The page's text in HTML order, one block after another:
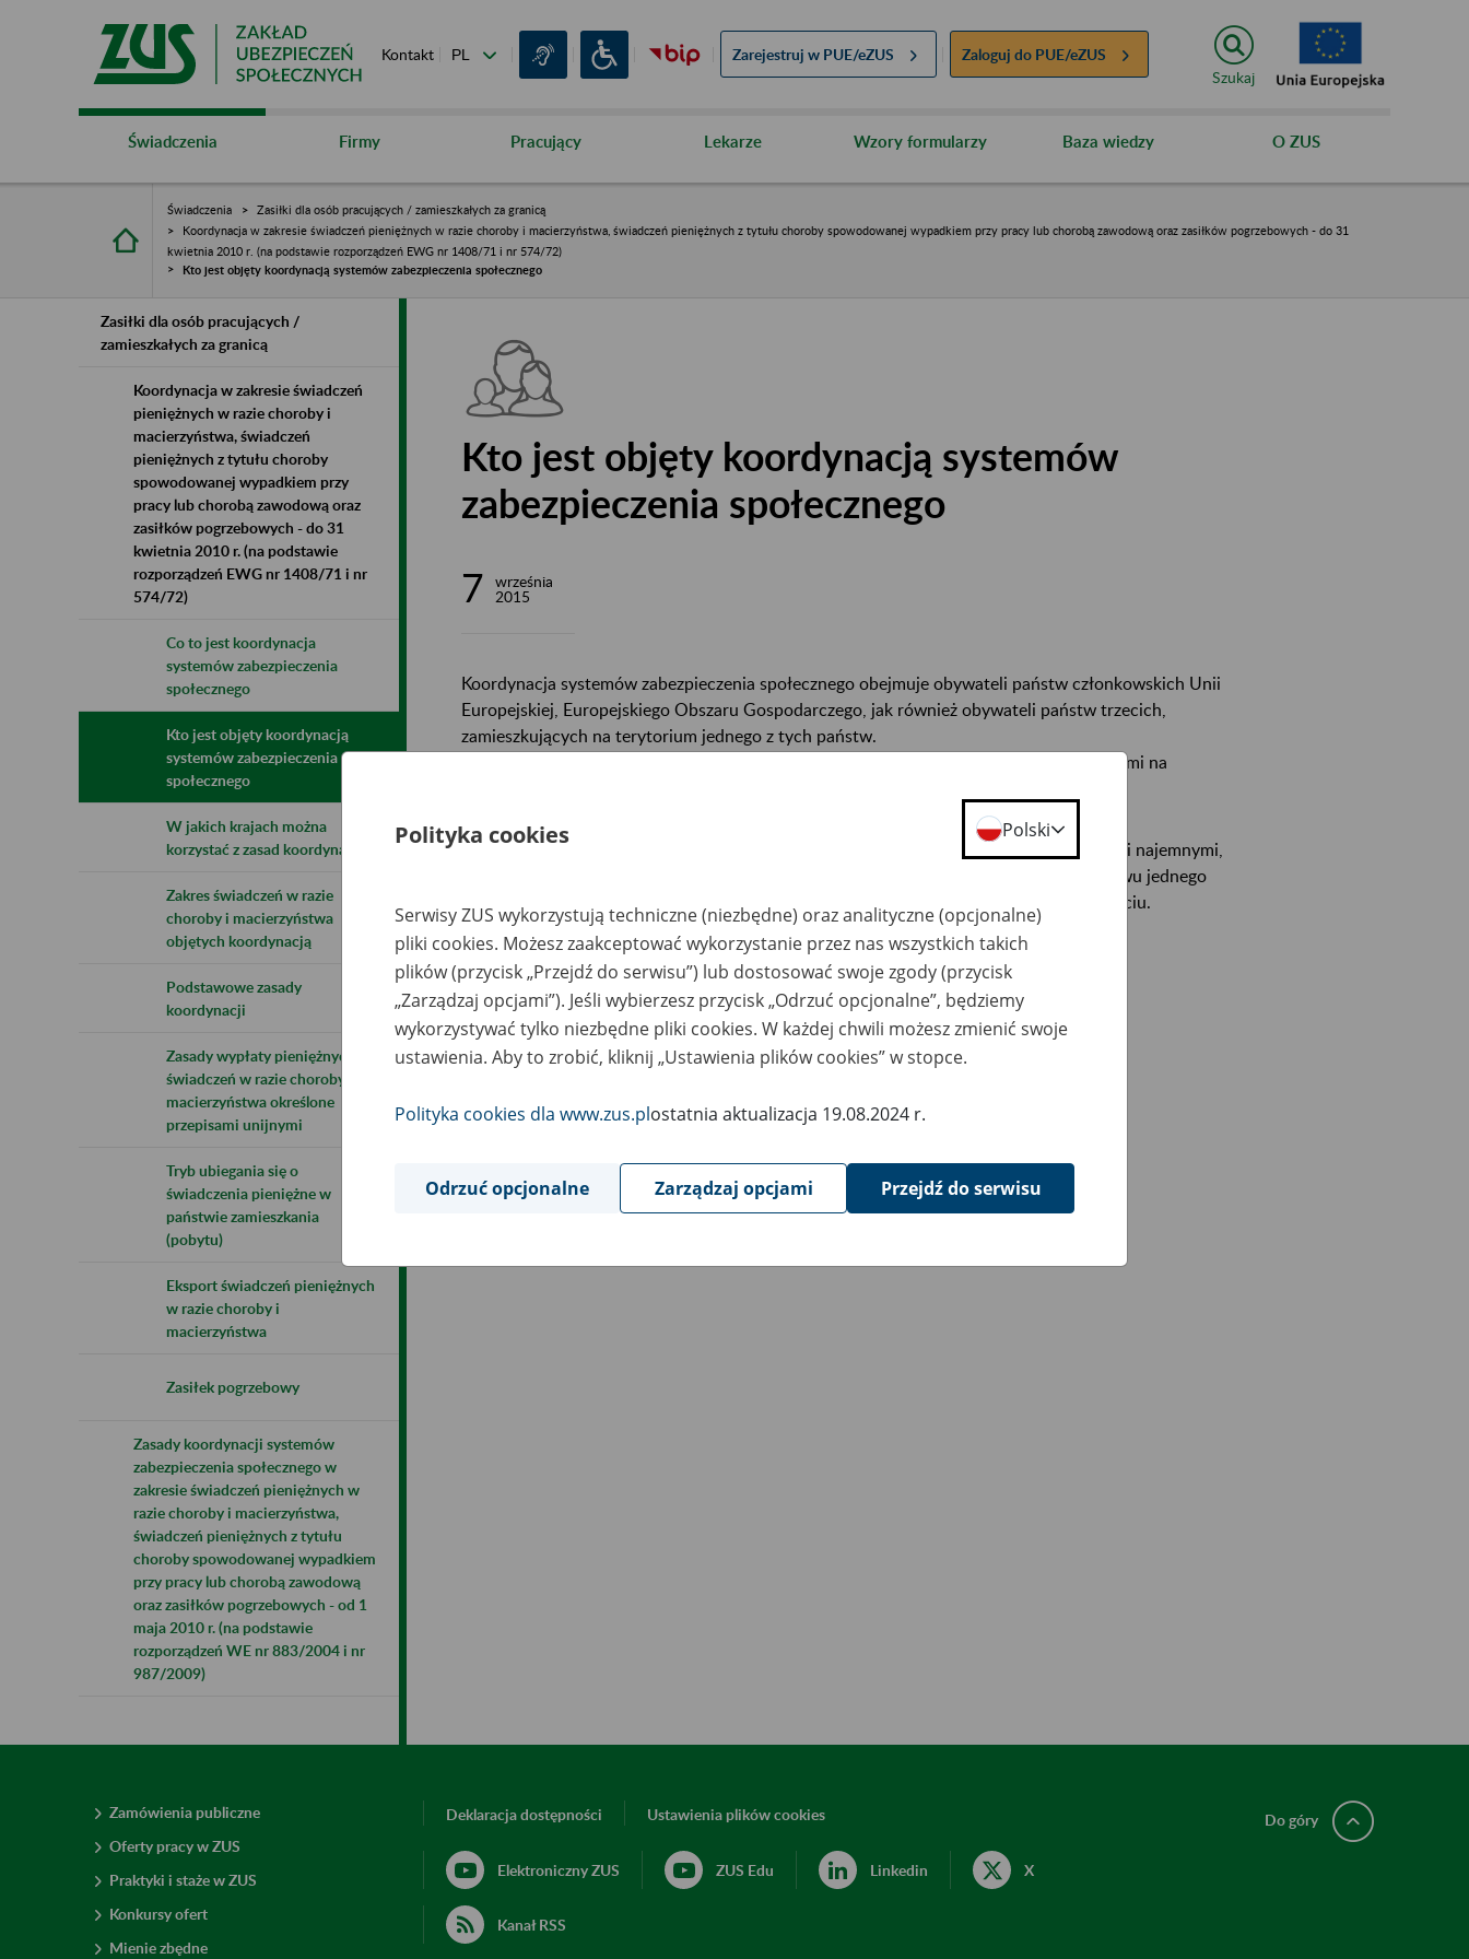
Kontakt Zarejestruj w PUE/eZUS Zaloguj do PUE/eZUS
Szukaj
Świadczenia Firmy Pracujący Lekarze Wzory formularzy Baza wiedzy O ZUS
Świadczenia
Zasiłki dla osób pracujących / zamieszkałych za granicą
Koordynacja w zakresie świadczeń pieniężnych w razie choroby i macierzyństwa, świadczeń pieniężnych z tytułu choroby spowodowanej wypadkiem przy pracy lub chorobą zawodową oraz zasiłków pogrzebowych - do 31
kwietnia 2010 r. (na podstawie rozporządzeń EWG nr 1408/71 i nr 574/72)
Kto jest objęty koordynacją systemów zabezpieczenia społecznego
Zasiłki dla osób pracujących /
zamieszkałych za granicą
Koordynacja w zakresie świadczeń
pieniężnych w razie choroby i
macierzyństwa, świadczeń
pieniężnych z tytułu choroby
spowodowanej wypadkiem przy
pracy lub chorobą zawodową oraz
zasiłków pogrzebowych - do 31
kwietnia 2010 r. (na podstawie
rozporządzeń EWG nr 1408/71 i nr
574/72)
Co to jest koordynacja
systemów zabezpieczenia
społecznego
Kto jest objęty koordynacją
systemów zabezpieczenia
społecznego
W jakich krajach można
korzystać z zasad koordynacji
Zakres świadczeń w razie
choroby i macierzyństwa
objętych koordynacją
Podstawowe zasady
koordynacji
Zasady wypłaty pieniężnych
świadczeń w razie choroby i
macierzyństwa określone
przepisami unijnymi
Tryb ubiegania się o
świadczenia pieniężne w
państwie zamieszkania
(pobytu)
Eksport świadczeń pieniężnych
w razie choroby i
macierzyństwa
Zasiłek pogrzebowy
Zasady koordynacji systemów
zabezpieczenia społecznego w
zakresie świadczeń pieniężnych w
razie choroby i macierzyństwa,
świadczeń pieniężnych z tytułu
choroby spowodowanej wypadkiem
przy pracy lub chorobą zawodową
oraz zasiłków pogrzebowych - od 1
maja 2010 r. (na podstawie
rozporządzeń WE nr 883/2004 i nr
987/2009)
Kto jest objęty koordynacją systemów
zabezpieczenia społecznego
7
września
2015
Koordynacja systemów zabezpieczenia społecznego obejmuje obywateli państw członkowskich Unii
Europejskiej, Europejskiego Obszaru Gospodarczego, jak również obywateli państw trzecich,
zamieszkujących na terytorium jednego z tych państw.
Obejmuje ona również osoby, które są bezpaństwowcami albo uchodźcami zamieszkałymi na
Wspólnotowa koordynacja obejmuje przemieszczające się osoby, które są pracownikami najemnymi,
osobami pracującymi na własny rachunek, które podlegają lub podlegały ustawodawstwu jednego
lub kilku państw członkowskich, jak i członków ich rodzin oraz osoby pozostałe przy życiu.
Zamówienia publiczne
Oferty pracy w ZUS
Praktyki i staże w ZUS
Konkursy ofert
Mienie zbędne
Deklaracja dostępności Ustawienia plików cookies
Elektroniczny ZUS ZUS Edu Linkedin X
Kanał RSS
Do góry
Polityka cookies Polski
Serwisy ZUS wykorzystują techniczne (niezbędne) oraz analityczne (opcjonalne)
pliki cookies. Możesz zaakceptować wykorzystanie przez nas wszystkich takich
plików (przycisk „Przejdź do serwisu”) lub dostosować swoje zgody (przycisk
„Zarządzaj opcjami”). Jeśli wybierzesz przycisk „Odrzuć opcjonalne”, będziemy
wykorzystywać tylko niezbędne pliki cookies. W każdej chwili możesz zmienić swoje
ustawienia. Aby to zrobić, kliknij „Ustawienia plików cookies” w stopce.
Polityka cookies dla www.zus.plostatnia aktualizacja 19.08.2024 r.
Odrzuć opcjonalne Zarządzaj opcjami Przejdź do serwisu